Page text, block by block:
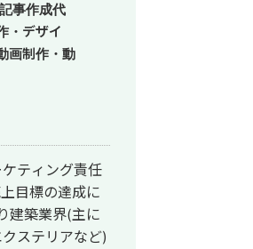
事作成代
・デザイ
画制作・動
ティング責任
目標の達成に
ステリアなど)